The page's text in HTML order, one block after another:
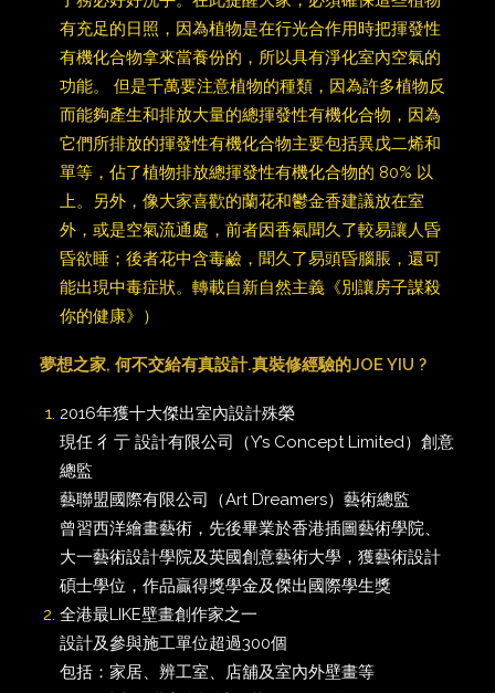
有充足的日照，因為植物是在行光合作用時把揮發性
有機化合物拿來當養份的，所以具有淨化室內空氣的
功能。 但是千萬要注意植物的種類，因為許多植物反
而能夠產生和排放大量的總揮發性有機化合物，因為
它們所排放的揮發性有機化合物主要包括異戊二烯和
單等，佔了植物排放總揮發性有機化合物的 80% 以
上。另外，像大家喜歡的蘭花和鬱金香建議放在室
外，或是空氣流通處，前者因香氣聞久了較易讓人昏
昏欲睡；後者花中含毒鹼，聞久了易頭昏腦脹，還可
能出現中毒症狀。轉載自新自然主義《別讓房子謀殺
你的健康》）
夢想之家, 何不交給有真設計.真裝修經驗的JOE YIU ?
2016年獲十大傑出室內設計殊榮
現任 彳亍 設計有限公司（Y’s Concept Limited）創意
總監
藝聯盟國際有限公司（Art Dreamers）藝術總監
曾習西洋繪畫藝術，先後畢業於香港插圖藝術學院、
大一藝術設計學院及英國創意藝術大學，獲藝術設計
碩士學位，作品贏得獎學金及傑出國際學生獎
全港最LIKE壁畫創作家之一
設計及參與施工單位超過300個
包括：家居、辨工室、店舖及室內外壁畫等